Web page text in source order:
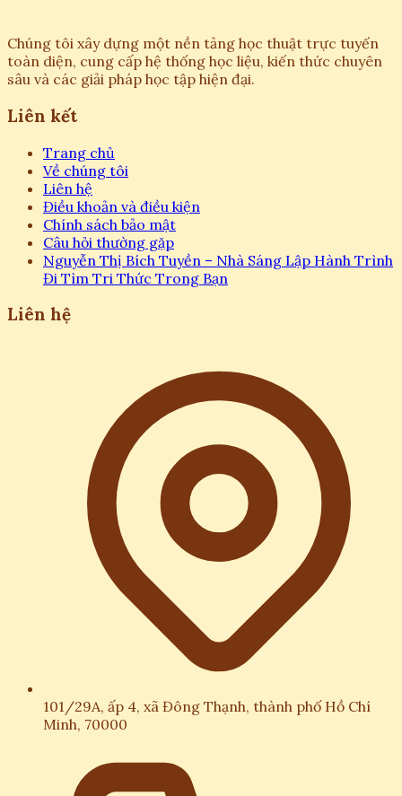
Chúng tôi xây dựng một nền tảng học thuật trực tuyến
toàn diện, cung cấp hệ thống học liệu, kiến thức chuyên
sâu và các giải pháp học tập hiện đại.
Liên kết
Trang chủ
Về chúng tôi
Liên hệ
Điều khoản và điều kiện
Chính sách bảo mật
Câu hỏi thường gặp
Nguyễn Thị Bích Tuyền – Nhà Sáng Lập Hành Trình
Đi Tìm Tri Thức Trong Bạn
Liên hệ
101/29A, ấp 4, xã Đông Thạnh, thành phố Hồ Chí
Minh, 70000